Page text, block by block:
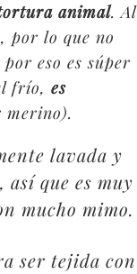
animal. Al
por lo que no
eso es súper
frío,es
lavada y
que es muy
mucho mimo.
ser tejida con